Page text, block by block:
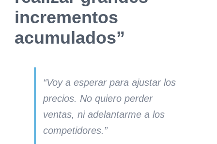
incrementos
acumulados”
“Voy a esperar para ajustar los
precios. No quiero perder
ventas, ni adelantarme a los
competidores.”